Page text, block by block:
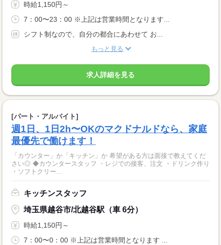
時給1,150円～
7：00〜23：00 ※上記は営業時間となります...
シフト制なので、自分の都合にあわせて お...
もっと見る
求人詳細を見る
[パート・アルバイト]
週1日、1日2h〜OKのマクドナルドなら、家庭
最優先で働けます！
「カウンター」か「キッチン」か 希望がある方は面接で教えてくだ
さい◎ ◆カウンタースタッフ ・レジでの接客、注文 ・ドリンク作り
・ソフトクリー...
キッチンスタッフ
埼玉県越谷市/北越谷駅（車 6分）
時給1,150円～
7：00〜0：00 ※上記は営業時間となります ...